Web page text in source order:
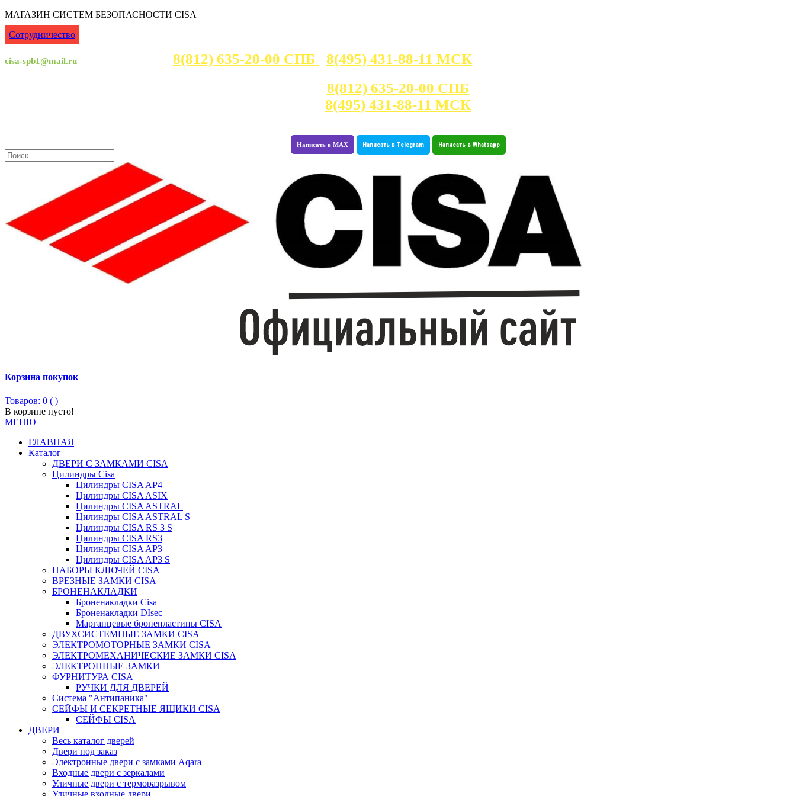
МАГАЗИН СИСТЕМ БЕЗОПАСНОСТИ CISA
Сотрудничество
cisa-spb1@mail.ru 8(812) 635-20-00 СПБ 8(495) 431-88-11 МСК
8(812) 635-20-00 СПБ
8(495) 431-88-11 МСК
Написать в MAX Написать в Telegram Написать в Whatsapp
Корзина покупок
Товаров: 0 ( )
В корзине пусто!
МЕНЮ
ГЛАВНАЯ
Каталог
ДВЕРИ С ЗАМКАМИ CISA
Цилиндры Сisa
Цилиндры CISA AP4
Цилиндры CISA ASIX
Цилиндры CISA ASTRAL
Цилиндры CISA ASTRAL S
Цилиндры CISA RS 3 S
Цилиндры CISA RS3
Цилиндры CISA AP3
Цилиндры CISA AP3 S
НАБОРЫ КЛЮЧЕЙ CISA
ВРЕЗНЫЕ ЗАМКИ CISA
БРОНЕНАКЛАДКИ
Броненакладки Сisa
Броненакладки DIsec
Марганцевые бронепластины CISA
ДВУХСИСТЕМНЫЕ ЗАМКИ CISA
ЭЛЕКТРОМОТОРНЫЕ ЗАМКИ CISA
ЭЛЕКТРОМЕХАНИЧЕСКИЕ ЗАМКИ CISA
ЭЛЕКТРОННЫЕ ЗАМКИ
ФУРНИТУРА CISA
РУЧКИ ДЛЯ ДВЕРЕЙ
Система "Антипаника"
СЕЙФЫ И СЕКРЕТНЫЕ ЯЩИКИ CISA
СЕЙФЫ CISA
ДВЕРИ
Весь каталог дверей
Двери под заказ
Электронные двери с замками Aqara
Входные двери с зеркалами
Уличные двери с терморазрывом
Уличные входные двери